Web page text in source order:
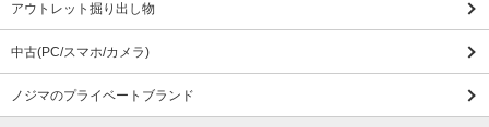
アウトレット掘り出し物
中古(PC/スマホ/カメラ)
ノジマのプライベートブランド